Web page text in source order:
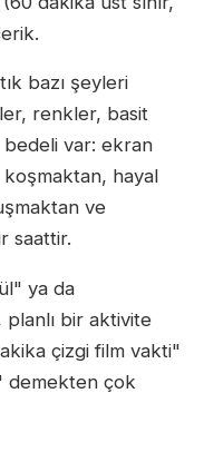
bazı şeyleri
renkler, basit
var: ekran
koşmaktan, hayal
ve
saattir.
ya da
bir aktivite
çizgi film vakti"
demekten çok